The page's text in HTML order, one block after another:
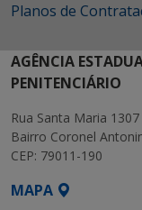
Planos de
AGÊNCIA
PENITENCIÁRIO
Rua Santa Maria 1307
Bairro Coronel
CEP: 79011-190
MAPA